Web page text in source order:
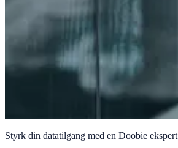
Doobie-udvikler
Styrk din datatilgang med en Doobie ekspert